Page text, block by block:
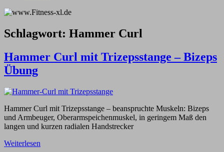
Schlagwort: Hammer Curl
Hammer Curl mit Trizepsstange – Bizeps
Übung
Hammer Curl mit Trizepsstange – beanspruchte Muskeln: Bizeps
und Armbeuger, Oberarmspeichenmuskel, in geringem Maß den
langen und kurzen radialen Handstrecker
Weiterlesen